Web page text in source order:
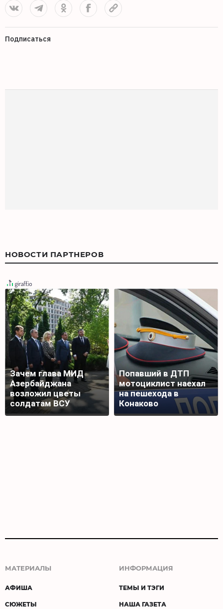
Подписаться
НОВОСТИ ПАРТНЕРОВ
Зачем глава МИД
Азербайджана
возложил цветы
солдатам ВСУ
Попавший в ДТП
мотоциклист наехал
на пешехода в
Конаково
МАТЕРИАЛЫ
АФИША
СЮЖЕТЫ
ИНФОРМАЦИЯ
ТЕМЫ И ТЭГИ
НАША ГАЗЕТА